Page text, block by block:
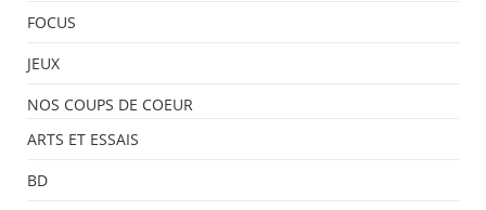
FOCUS
JEUX
NOS COUPS DE COEUR
ARTS ET ESSAIS
BD